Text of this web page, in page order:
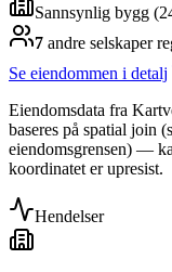
Sannsynlig bygg
7 andre selskaper
Se eiendommen i detalj
Eiendomsdata fra
baseres på spatial join
eiendomsgrensen) —
koordinatet er upresist.
Hendelser